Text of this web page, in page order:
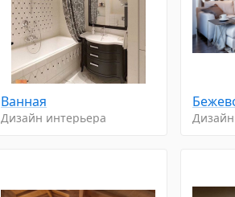
Ванная
Дизайн интерьера